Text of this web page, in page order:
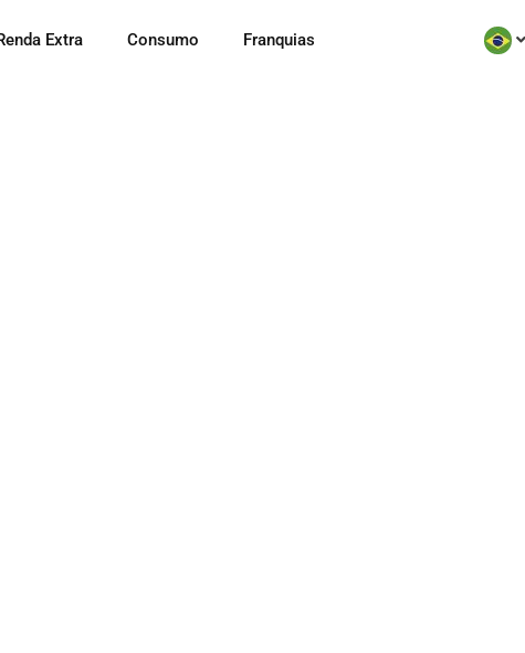
Extra Consumo Franquias